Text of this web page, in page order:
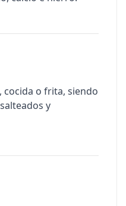
cocida o frita, siendo
y